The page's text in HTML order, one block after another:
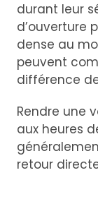
durant leur
d’ouverture
dense au
peuvent
différence
Rendre une
aux heures
retour